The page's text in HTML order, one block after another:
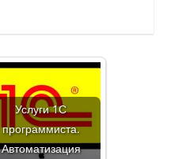
Услуги 1С
программиста.
Автоматизация